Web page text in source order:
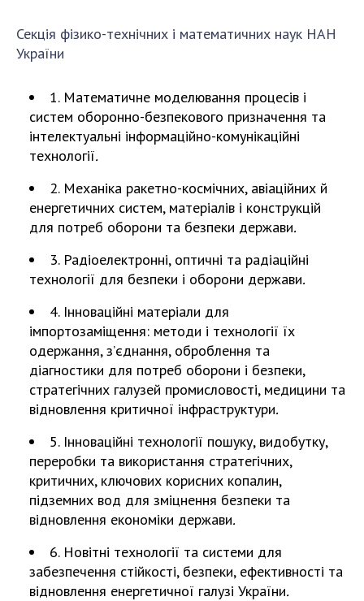
Міжнародні угоди
Міжнародні програми та конкурси
Нормативні акти НАН України
Державний бюджет НАН України
Вибори до складу НАН України
Бланки документів
НОВИНИ
ЗАСІДАННЯ ПРЕЗИДІЇ НАН УКРАЇНИ
НАУКОВІ ВИДАННЯ
МЕДІА ПРО НАС
АКАДЕМІЯ КОМЕНТУЄ
КОНТАКТИ
КАБІНЕТ
Секція фізико-технічних і математичних наук НАН
України
1. Математичне моделювання процесів і
систем оборонно-безпекового призначення та
інтелектуальні інформаційно-комунікаційні
технології.
2. Механіка ракетно-космічних, авіаційних й
енергетичних систем, матеріалів і конструкцій
для потреб оборони та безпеки держави.
3. Радіоелектронні, оптичні та радіаційні
технології для безпеки і оборони держави.
4. Інноваційні матеріали для
імпортозаміщення: методи і технології їх
одержання, з’єднання, оброблення та
діагностики для потреб оборони і безпеки,
стратегічних галузей промисловості, медицини та
відновлення критичної інфраструктури.
5. Інноваційні технології пошуку, видобутку,
переробки та використання стратегічних,
критичних, ключових корисних копалин,
підземних вод для зміцнення безпеки та
відновлення економіки держави.
6. Новітні технології та системи для
забезпечення стійкості, безпеки, ефективності та
відновлення енергетичної галузі України.